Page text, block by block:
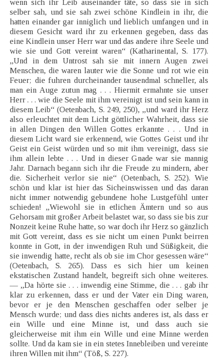
wenn sich ihr Leib auseinander täte, so dass sie in sich
selber sah, und sie sah zwei schöne Kindlein in ihr, die
hatten einander gar inniglich und lieblich umfangen und in
diesem Gesicht ward ihr zu erkennen gegeben, dass das
eine Kindlein unser Herr war und das andere ihre Seele und
wie sie und Gott vereint waren“ (Katharinental, S. 177).
„Und in dem Untrost sah sie mit innern Augen zwei
Menschen, die waren lauter wie die Sonne und rot wie ein
Feuer; die fuhren durcheinander tausendmal schneller, als
man ein Auge zutun mag . . . Hiermit ermahnte sie unser
Herr . . . wie die Seele mit ihm vereinigt ist und sein kann in
diesem Leib“ (Oetenbach, S. 249, 250), „und ward ihr Herz
also erleuchtet mit dem Licht göttlicher Wahrheit, dass sie
in allen Dingen den Willen Gottes erkannte . . . Und in
diesem Licht ward sie erkennend, wie Gottes Geist und ihr
Geist ein Geist würden und so mit ihm vereinigt, dass sie
ihm allein lebte . . . Und in dieser Gnade war sie mannig
Jahr. Darnach begann sich ihr die Freude zu mindern, aber
die. Sicherheit verlor sie nie“ (Oetenbach, S. 252). Wie
schön und klar ist hier das Sicheinswissen und das daran
nicht immer notwendig gebundene hohe Lustgefühl unter
schieden! „Wiewohl sie in etlichen Ämtern und so aus
Gehorsam mit großer Arbeit belastet war, so dass sie bis zur
Nonzeit keine Ruhe hatte, so war doch ihr Herz so gänzlich
mit Gott vereint, dass es sie nicht um einen Punkt beirren
konnte in Gott, in der inwendigen Ruh und Süßigkeit, die
sie inwendig hatte, recht als ob sie im Chor gesessen wäre“
(Oetenbach, S. 265). Dass es sich hier um keinen
ekstatischen Zustand handelt, begreift sich ohne weiteres.
— „Da hörte sie . . . inwendig eine Stimme, die . . . gab ihr
klar zu erkennen, dass er und der Vater ein Ding waren,
bevor er je den Menschen geschaffen oder selber je
Mensch wurde; und dass dies nichts anderes ist, als dass er
ein Wille und eine Minne ist, und dass auch sie
gleicherweise mit ihm ein Wille und eine Minne werden
sollte. Und da kam sie in ein stetes Innebleiben und vereinte
ihren Willen mit ihm“ (Töß, S. 227).